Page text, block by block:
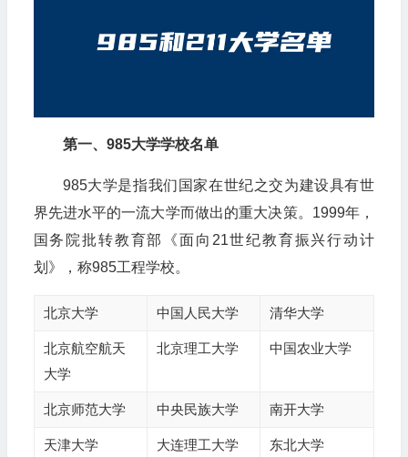
第一、985大学学校名单
985大学是指我们国家在世纪之交为建设具有世
界先进水平的一流大学而做出的重大决策。1999年，
国务院批转教育部《面向21世纪教育振兴行动计
划》，称985工程学校。
北京大学 中国人民大学 清华大学
北京航空航天
大学
北京理工大学 中国农业大学
北京师范大学 中央民族大学 南开大学
天津大学 大连理工大学 东北大学